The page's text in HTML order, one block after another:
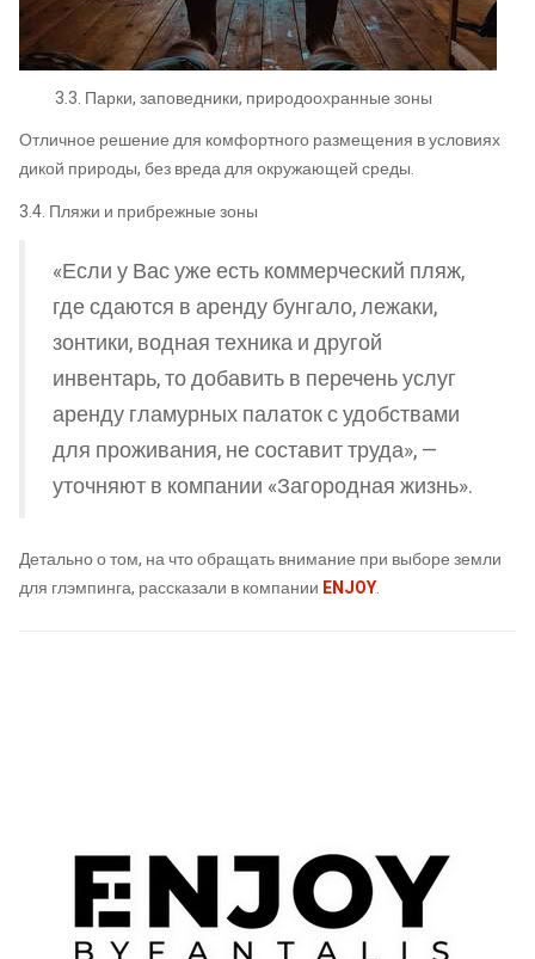
3.3. Парки, заповедники, природоохранные зоны
Отличное решение для комфортного размещения в условиях
дикой природы, без вреда для окружающей среды.
3.4. Пляжи и прибрежные зоны
«Если у Вас уже есть коммерческий пляж,
где сдаются в аренду бунгало, лежаки,
зонтики, водная техника и другой
инвентарь, то добавить в перечень услуг
аренду гламурных палаток с удобствами
для проживания, не составит труда», —
уточняют в компании «Загородная жизнь».
Детально о том, на что обращать внимание при выборе земли
для глэмпинга, рассказали в компании ENJOY.